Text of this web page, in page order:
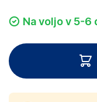
Na voljo v 5-6